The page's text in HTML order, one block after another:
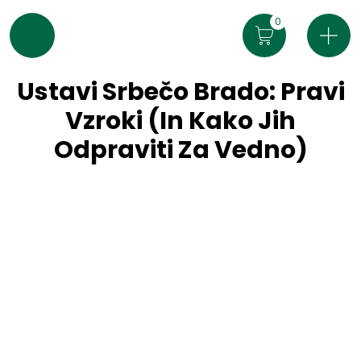
0
Ustavi Srbečo Brado: Pravi
Vzroki (In Kako Jih
Odpraviti Za Vedno)